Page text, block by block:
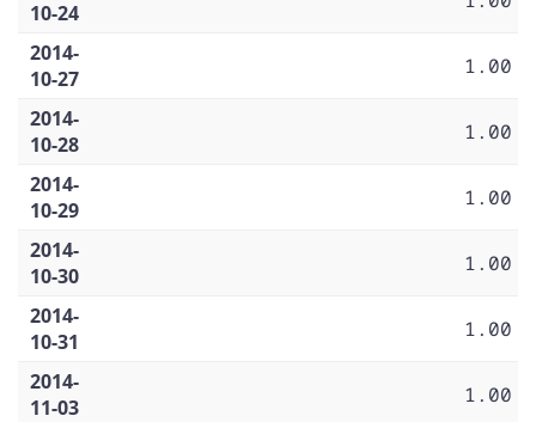
10-24
2014-
10-27
1.00
2014-
10-28
1.00
2014-
10-29
1.00
2014-
10-30
1.00
2014-
10-31
1.00
2014-
11-03
1.00